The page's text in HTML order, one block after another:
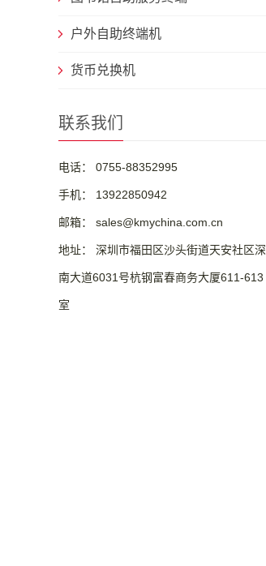
户外自助终端机
货币兑换机
联系我们
电话： 0755-88352995
手机： 13922850942
邮箱： sales@kmychina.com.cn
地址： 深圳市福田区沙头街道天安社区深
南大道6031号杭钢富春商务大厦611-613
室